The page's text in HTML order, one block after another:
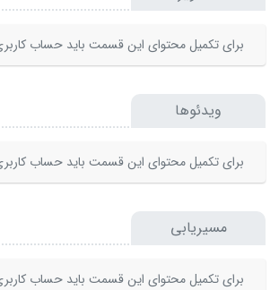
برای تکمیل محتوای این قسمت باید حساب
ویدئوها
برای تکمیل محتوای این قسمت باید حساب
مسیریابی
برای تکمیل محتوای این قسمت باید حساب